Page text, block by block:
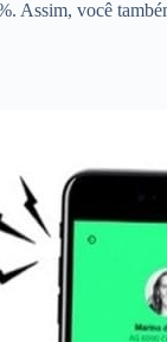
Assim, você